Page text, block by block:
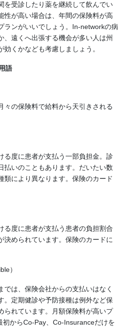
を受診したり薬を継続して飲んでい
性が高い場合は、年間の保険料が高
ランがいいでしょう。In-networkの病
、遠くへ出張する機会が多い人は州
くかなども考慮しましょう。
語
々の保険料で給料から天引きされる
る度に患者が支払う一部負担金。診
払いのこともあります。だいたい数
類により異なります。保険のカード
る度に患者が支払う患者の負担割合
決められています。保険のカードに
）
では、保険会社からの支払いはなく
。定期健診や予防接種は例外など保
られています。月額保険料が高いプ
からCo-Pay、Co-Insuranceだけを